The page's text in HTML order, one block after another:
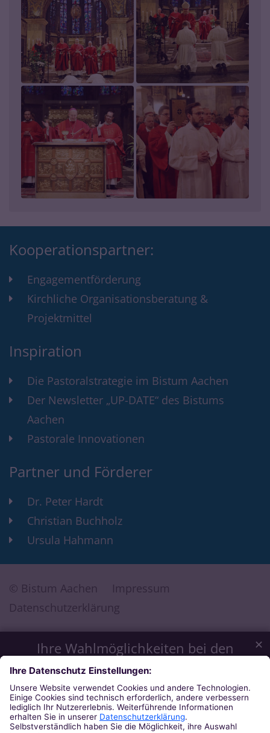
Ihre Wahlmöglichkeiten bei den
Einstellungen zum Datenschutz
Wir möchten Ihnen ein optimales Webseiten-Erlebnis bieten.
Dazu verwenden wir Cookies, die für das Funktionieren
unserer Website notwendig sind. Mit Ihrer Zustimmung
verwenden wir auch Cookies und andere Technologien, die
zur Anzeige externer Inhalte (Videos über Youtube, Audios
✕
Kooperationspartner:
Engagementförderung
Kirchliche Organisationsberatung &
Projektmittel
Inspiration
Die Pastoralstrategie im Bistum Aachen
Der Newsletter „UP-DATE“ des Bistums
Aachen
Pastorale Innovationen
Partner und Förderer
Dr. Peter Hardt
Christian Buchholz
Ursula Hahmann
© Bistum Aachen
Impressum
Datenschutzerklärung